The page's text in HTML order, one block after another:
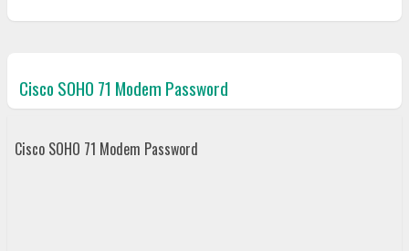
Cisco SOHO 71 Modem Password
Cisco SOHO 71 Modem Password